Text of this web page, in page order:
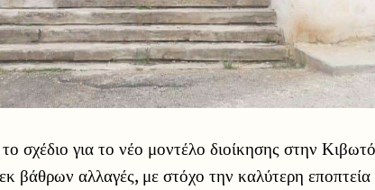
σχέδιο για το νέο μοντέλο διοίκησης στην
βάθρων αλλαγές, με στόχο την καλύτερη